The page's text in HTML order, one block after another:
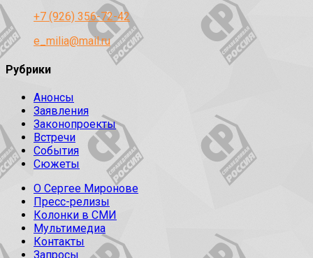
+7 (926) 356-72-42
e_milia@mail.ru
Рубрики
Анонсы
Заявления
Законопроекты
Встречи
События
Сюжеты
О Сергее Миронове
Пресс-релизы
Колонки в СМИ
Мультимедиа
Контакты
Запросы